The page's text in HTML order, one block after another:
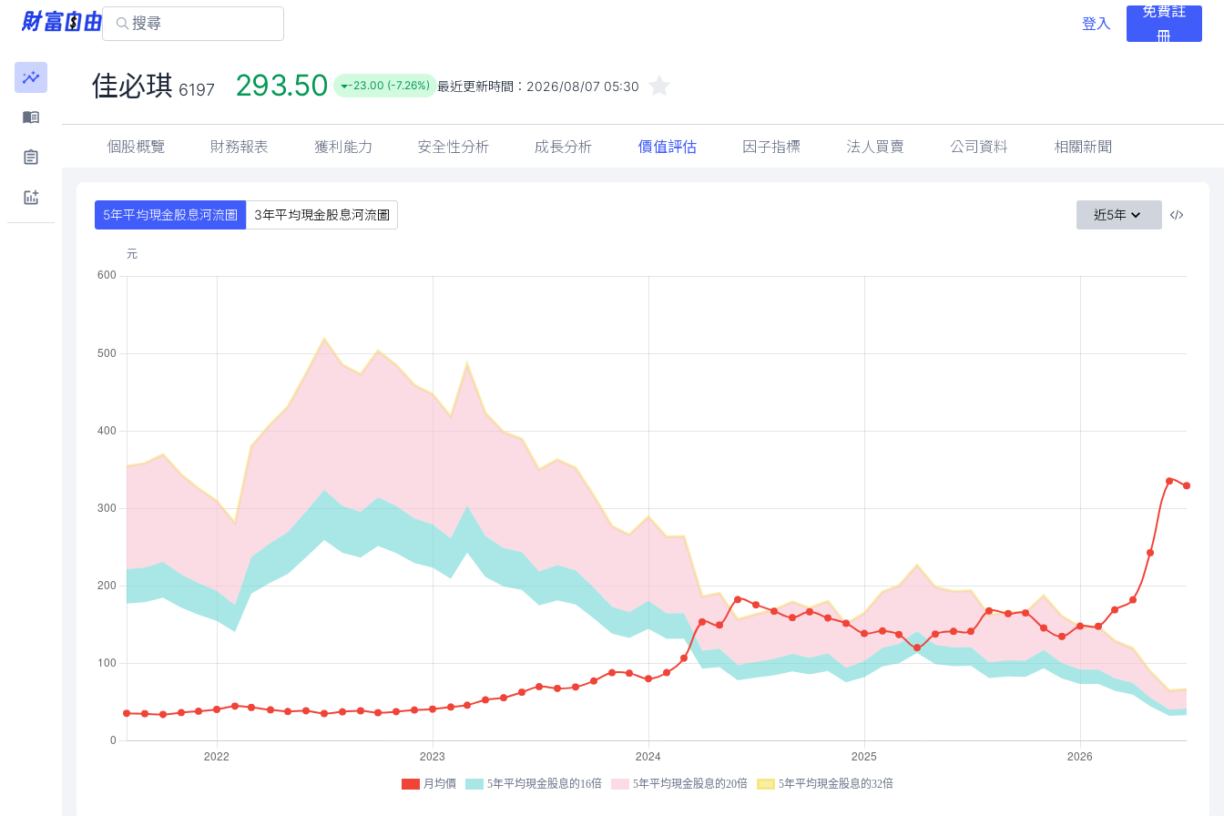
登入
免費註
冊
佳必琪 6197 293.50 -23.00 (-7.26%) 最近更新時間： 2026/08/07 05:30
個股概覽 財務報表 獲利能力 安全性分析 成長分析 價值評估 因子指標 法人買賣 公司資料 相關新聞
5年平均現金股息河流圖 3年平均現金股息河流圖 近5年
月均價 5年平均現金股息的16倍 5年平均現金股息的20倍 5年平均現金股息的32倍